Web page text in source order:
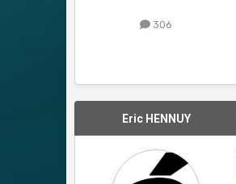
306
Eric HENNUY